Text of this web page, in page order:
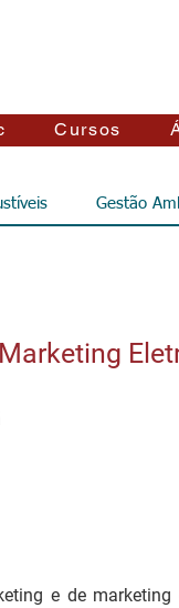
Cursos
Gestão
e de